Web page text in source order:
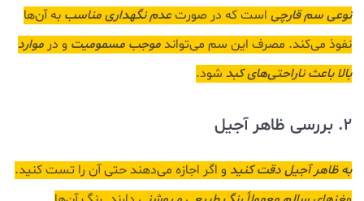
نوعی سم قارچی است که در صورتعدم نگهداری مناسب به آن‌ها
نفوذ می‌کند. مصرف این سم می‌تواندموجب مسمومیت و در موارد
بالا باعث ناراحتی‌های کبد شود.
2. بررسی ظاهر آجیل
به ظاهر آجیل دقت کنید و اگر اجازه می‌دهند حتی آن را تست کنید.